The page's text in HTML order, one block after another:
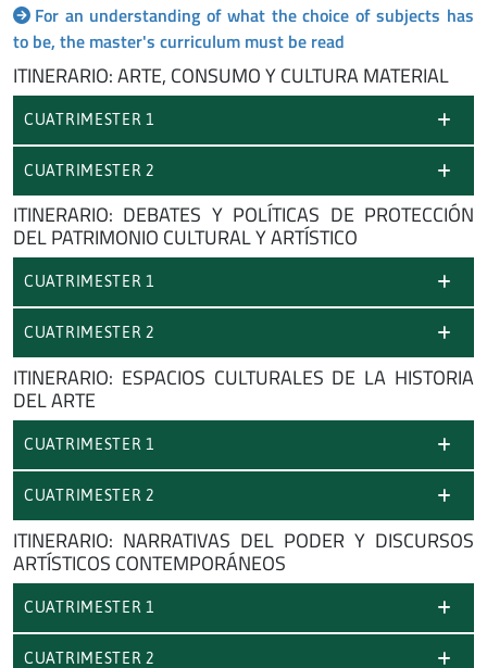
For an understanding of what the choice of subjects has
to be, the master's curriculum must be read
ITINERARIO: ARTE, CONSUMO Y CULTURA MATERIAL
CUATRIMESTER 1
CUATRIMESTER 2
ITINERARIO: DEBATES Y POLÍTICAS DE PROTECCIÓN
DEL PATRIMONIO CULTURAL Y ARTÍSTICO
CUATRIMESTER 1
CUATRIMESTER 2
ITINERARIO: ESPACIOS CULTURALES DE LA HISTORIA
DEL ARTE
CUATRIMESTER 1
CUATRIMESTER 2
ITINERARIO: NARRATIVAS DEL PODER Y DISCURSOS
ARTÍSTICOS CONTEMPORÁNEOS
CUATRIMESTER 1
CUATRIMESTER 2